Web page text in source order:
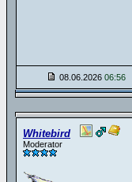
08.06.2026 06:56
Whitebird
Moderator